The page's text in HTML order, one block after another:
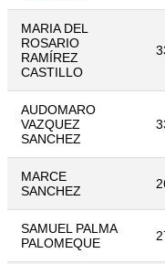
MARIA DEL
ROSARIO
RAMÍREZ
CASTILLO
AUDOMARO
VAZQUEZ
SANCHEZ
MARCE
SANCHEZ
SAMUEL PALMA
PALOMEQUE